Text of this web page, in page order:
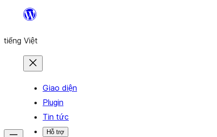
Chuyển
phần
tiếng Việt
Giao diện
Plugin
Tin tức
Hỗ trợ